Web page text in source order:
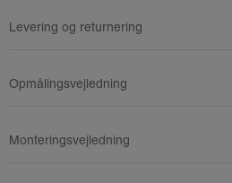
Levering og returnering
Opmålingsvejledning
Monteringsvejledning